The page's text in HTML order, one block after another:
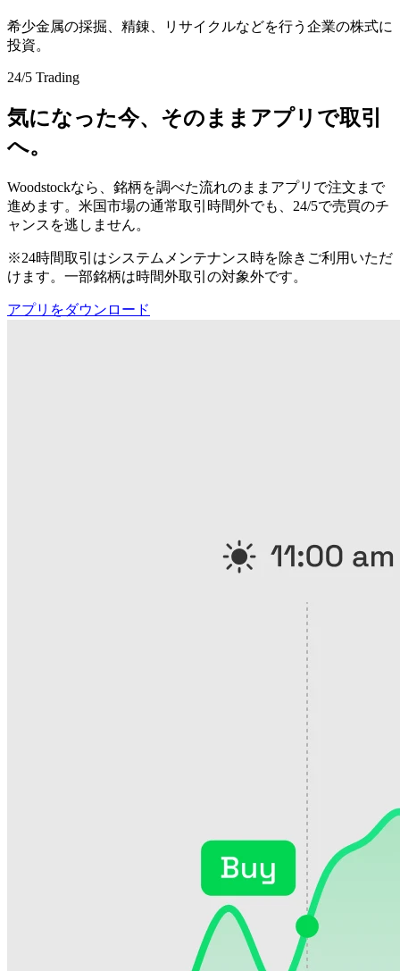
希少金属の採掘、精錬、リサイクルなどを行う企業の株式に
投資。
24/5 Trading
気になった今、そのままアプリで取引
へ。
Woodstockなら、銘柄を調べた流れのままアプリで注文まで
進めます。米国市場の通常取引時間外でも、24/5で売買のチ
ャンスを逃しません。
※24時間取引はシステムメンテナンス時を除きご利用いただ
けます。一部銘柄は時間外取引の対象外です。
アプリをダウンロード